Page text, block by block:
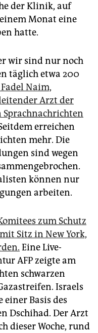
der Klinik, auf
Monat eine
hatte.
wir sind nur noch
täglich etwa 200
Naim,
Arzt der
erreichen
mehr. Die
sind wegen
können nur
arbeiten.
zum Schutz
Sitz in New York,
Eine Live-
AFP zeigte am
schwarzen
Israels
Basis des
Dschihad. Der Arzt
dieser Woche, rund